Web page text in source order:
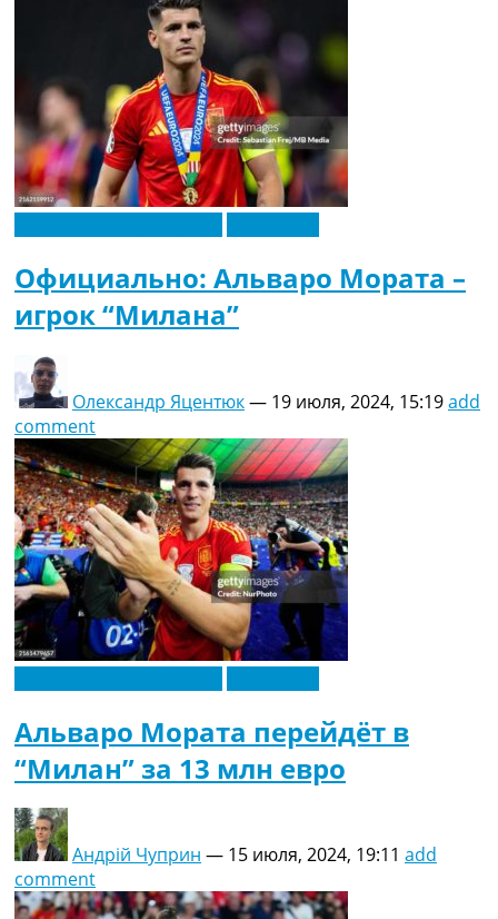
Официально: Альваро Мората –
игрок “Милана”
Олександр Яцентюк— 19 июля, 2024, 15:19add
comment
Альваро Мората перейдёт в
“Милан” за 13 млн евро
Андрій Чуприн — 15 июля, 2024, 19:11 add
comment